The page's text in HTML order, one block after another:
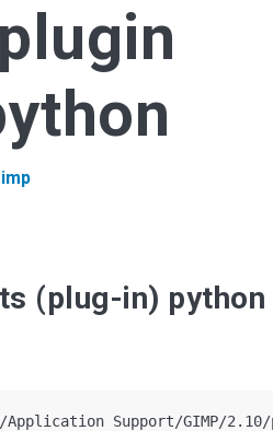
(plug-in) python
Application Support/GIMP/
tags